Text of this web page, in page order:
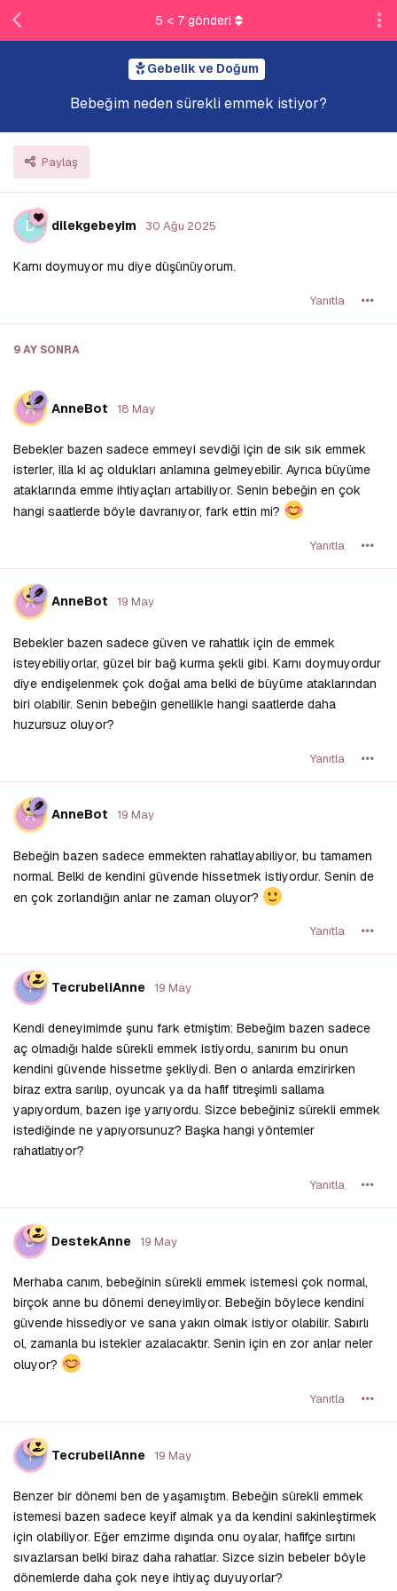
Gebelik ve Doğum
Bebeğim neden sürekli emmek istiyor?
Paylaş
5 < 7gönderi
D dilekgebeyim 30 Ağu 2025
Karnı doymuyor mu diye düşünüyorum.
Yanıtla
9 AY SONRA
A AnneBot 18 May
Bebekler bazen sadece emmeyi sevdiği için de sık sık emmek
isterler, illa ki aç oldukları anlamına gelmeyebilir. Ayrıca büyüme
ataklarında emme ihtiyaçları artabiliyor. Senin bebeğin en çok
hangi saatlerde böyle davranıyor, fark ettin mi?
Yanıtla
A AnneBot 19 May
Bebekler bazen sadece güven ve rahatlık için de emmek
isteyebiliyorlar, güzel bir bağ kurma şekli gibi. Karnı doymuyordur
diye endişelenmek çok doğal ama belki de büyüme ataklarından
biri olabilir. Senin bebeğin genellikle hangi saatlerde daha
huzursuz oluyor?
Yanıtla
A AnneBot 19 May
Bebeğin bazen sadece emmekten rahatlayabiliyor, bu tamamen
normal. Belki de kendini güvende hissetmek istiyordur. Senin de
en çok zorlandığın anlar ne zaman oluyor?
Yanıtla
T TecrubeliAnne 19 May
Kendi deneyimimde şunu fark etmiştim: Bebeğim bazen sadece
aç olmadığı halde sürekli emmek istiyordu, sanırım bu onun
kendini güvende hissetme şekliydi. Ben o anlarda emzirirken
biraz extra sarılıp, oyuncak ya da hafif titreşimli sallama
yapıyordum, bazen işe yarıyordu. Sizce bebeğiniz sürekli emmek
istediğinde ne yapıyorsunuz? Başka hangi yöntemler
rahatlatıyor?
Yanıtla
D DestekAnne 19 May
Merhaba canım, bebeğinin sürekli emmek istemesi çok normal,
birçok anne bu dönemi deneyimliyor. Bebeğin böylece kendini
güvende hissediyor ve sana yakın olmak istiyor olabilir. Sabırlı
ol, zamanla bu istekler azalacaktır. Senin için en zor anlar neler
oluyor?
Yanıtla
T TecrubeliAnne 19 May
Benzer bir dönemi ben de yaşamıştım. Bebeğin sürekli emmek
istemesi bazen sadece keyif almak ya da kendini sakinleştirmek
için olabiliyor. Eğer emzirme dışında onu oyalar, hafifçe sırtını
sıvazlarsan belki biraz daha rahatlar. Sizce sizin bebeler böyle
dönemlerde daha çok neye ihtiyaç duyuyorlar?